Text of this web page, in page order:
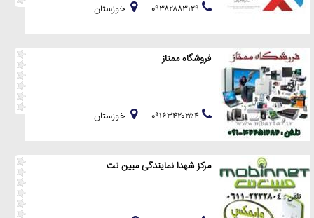
خوزستان
فروشگاه ممتاز
خوزستان
مرکز شهدا نمایندگی مبین نت